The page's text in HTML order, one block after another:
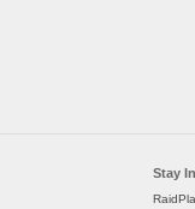
Stay